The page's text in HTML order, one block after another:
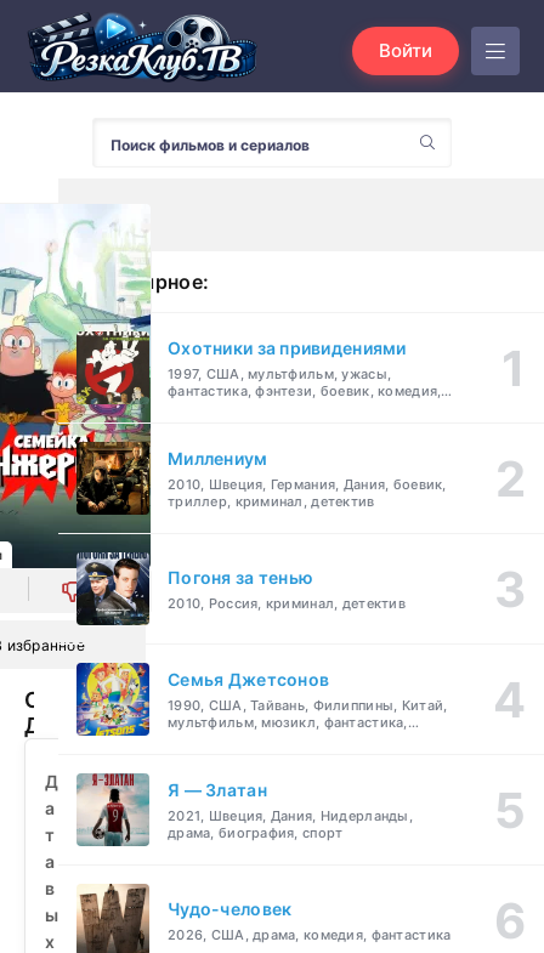
Войти
0
избранное
Семейка
Дэнжерс
смотреть
бесплатно
Д
а
т
а
в
ы
х
Популярное:
Охотники за привидениями
1997, США, мультфильм, ужасы,
фантастика, фэнтези, боевик, комедия,
Миллениум
2010, Швеция, Германия, Дания, боевик,
триллер, криминал, детектив
Погоня за тенью
2010, Россия, криминал, детектив
Семья Джетсонов
1990, США, Тайвань, Филиппины, Китай,
мультфильм, мюзикл, фантастика,
Я — Златан
2021, Швеция, Дания, Нидерланды,
драма, биография, спорт
Чудо-человек
2026, США, драма, комедия, фантастика